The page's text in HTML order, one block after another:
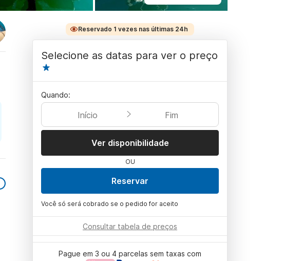
Reservado 1 vezes nas últimas 24h
Selecione as datas para ver o preço
Quando:
Início Fim
Ver disponibilidade
OU
Reservar
Você só será cobrado se o pedido for aceito
Consultar tabela de preços
Pague em 3 ou 4 parcelas sem taxas com